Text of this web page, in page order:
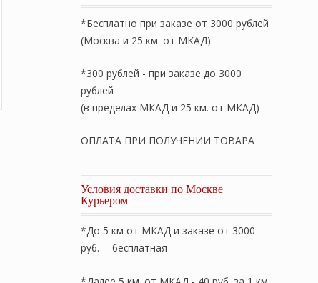
*Бесплатно при заказе от 3000 рублей
(Москва и 25 км. от МКАД)
*300 рублей - при заказе до 3000
рублей
(в пределах МКАД и 25 км. от МКАД)
ОПЛАТА ПРИ ПОЛУЧЕНИИ ТОВАРА
Условия доставки по Москве
Курьером
*До 5 км от МКАД и заказе от 3000
руб.— бесплатная